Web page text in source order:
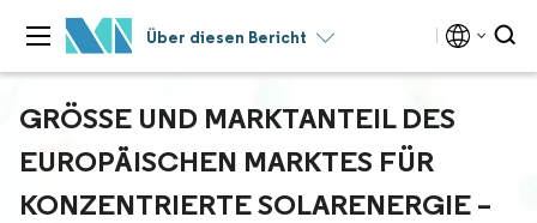
Über diesen Bericht
GRÖSSE UND MARKTANTEIL DES E
UROPÄISCHEN MARKTES FÜR K
ONZENTRIERTE SOLARENERGIE – W